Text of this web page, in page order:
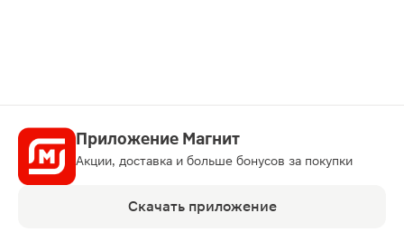
Приложение Магнит
Акции, доставка и больше бонусов за покупки
Скачать приложение